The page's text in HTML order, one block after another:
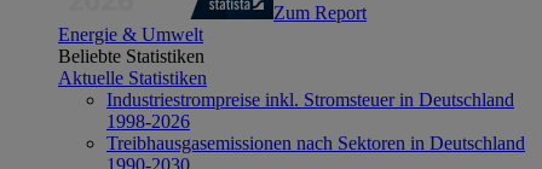
Zum Report
Energie & Umwelt
Beliebte Statistiken
Aktuelle Statistiken
Industriestrompreise inkl. Stromsteuer in Deutschland
1998-2026
Treibhausgasemissionen nach Sektoren in Deutschland
1990-2030